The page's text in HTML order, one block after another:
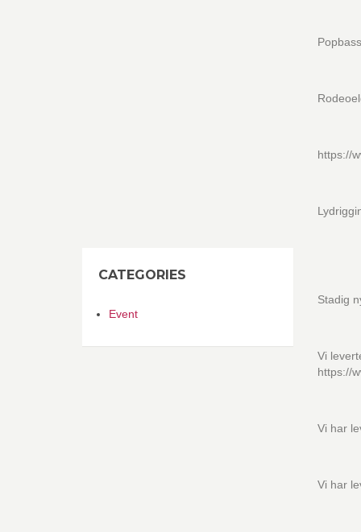
https://
Stadig
Vi
https://
Vi har
Vi har
CATEGORIES
Event